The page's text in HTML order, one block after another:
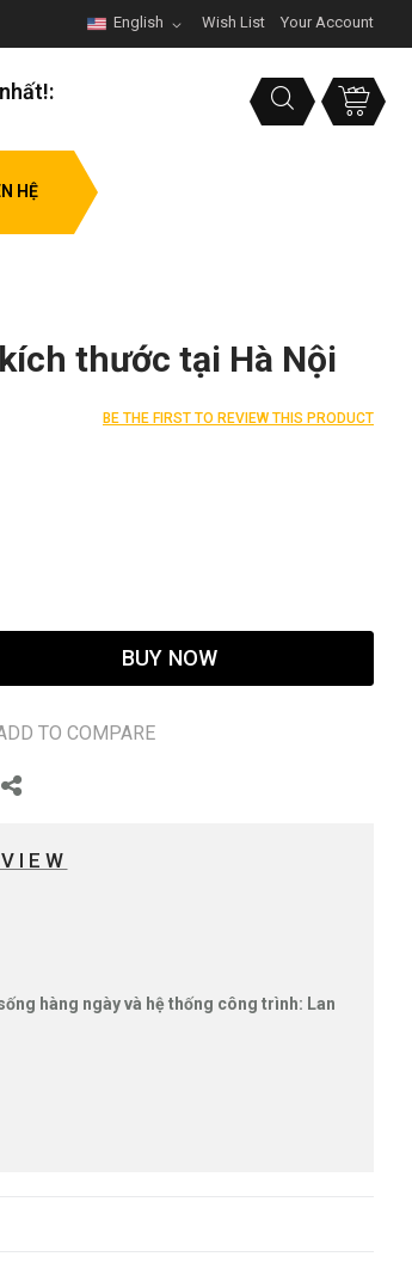
Wish List Your Account
English
HỆ
thước tại Hà Nội
BE THE FIRST TO REVIEW THIS PRODUCT
BUY NOW
TO COMPARE
hàng ngày và hệ thống công trình: Lan